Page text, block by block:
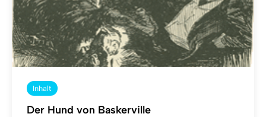
Inhalt
Der Hund von Baskerville